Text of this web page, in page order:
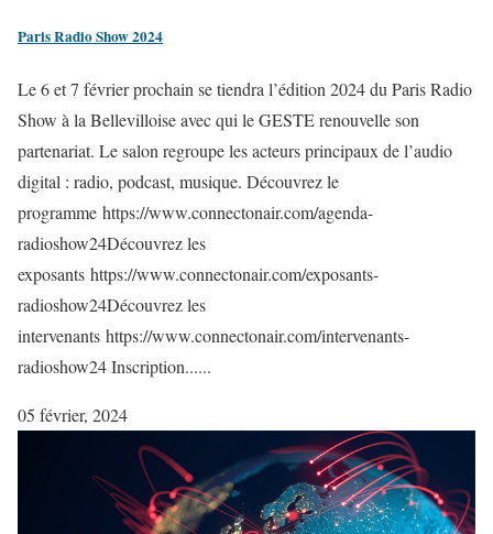
Paris Radio Show 2024
Le 6 et 7 février prochain se tiendra l’édition 2024 du Paris Radio
Show à la Bellevilloise avec qui le GESTE renouvelle son
partenariat. Le salon regroupe les acteurs principaux de l’audio
digital : radio, podcast, musique. Découvrez le
programme https://www.connectonair.com/agenda-
radioshow24Découvrez les
exposants https://www.connectonair.com/exposants-
radioshow24Découvrez les
intervenants https://www.connectonair.com/intervenants-
radioshow24 Inscription......
05 février, 2024